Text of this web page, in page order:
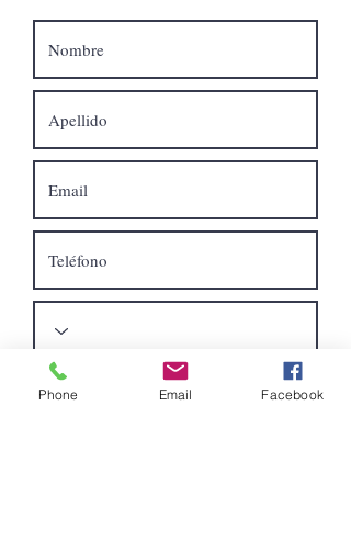
Phone Email Facebook